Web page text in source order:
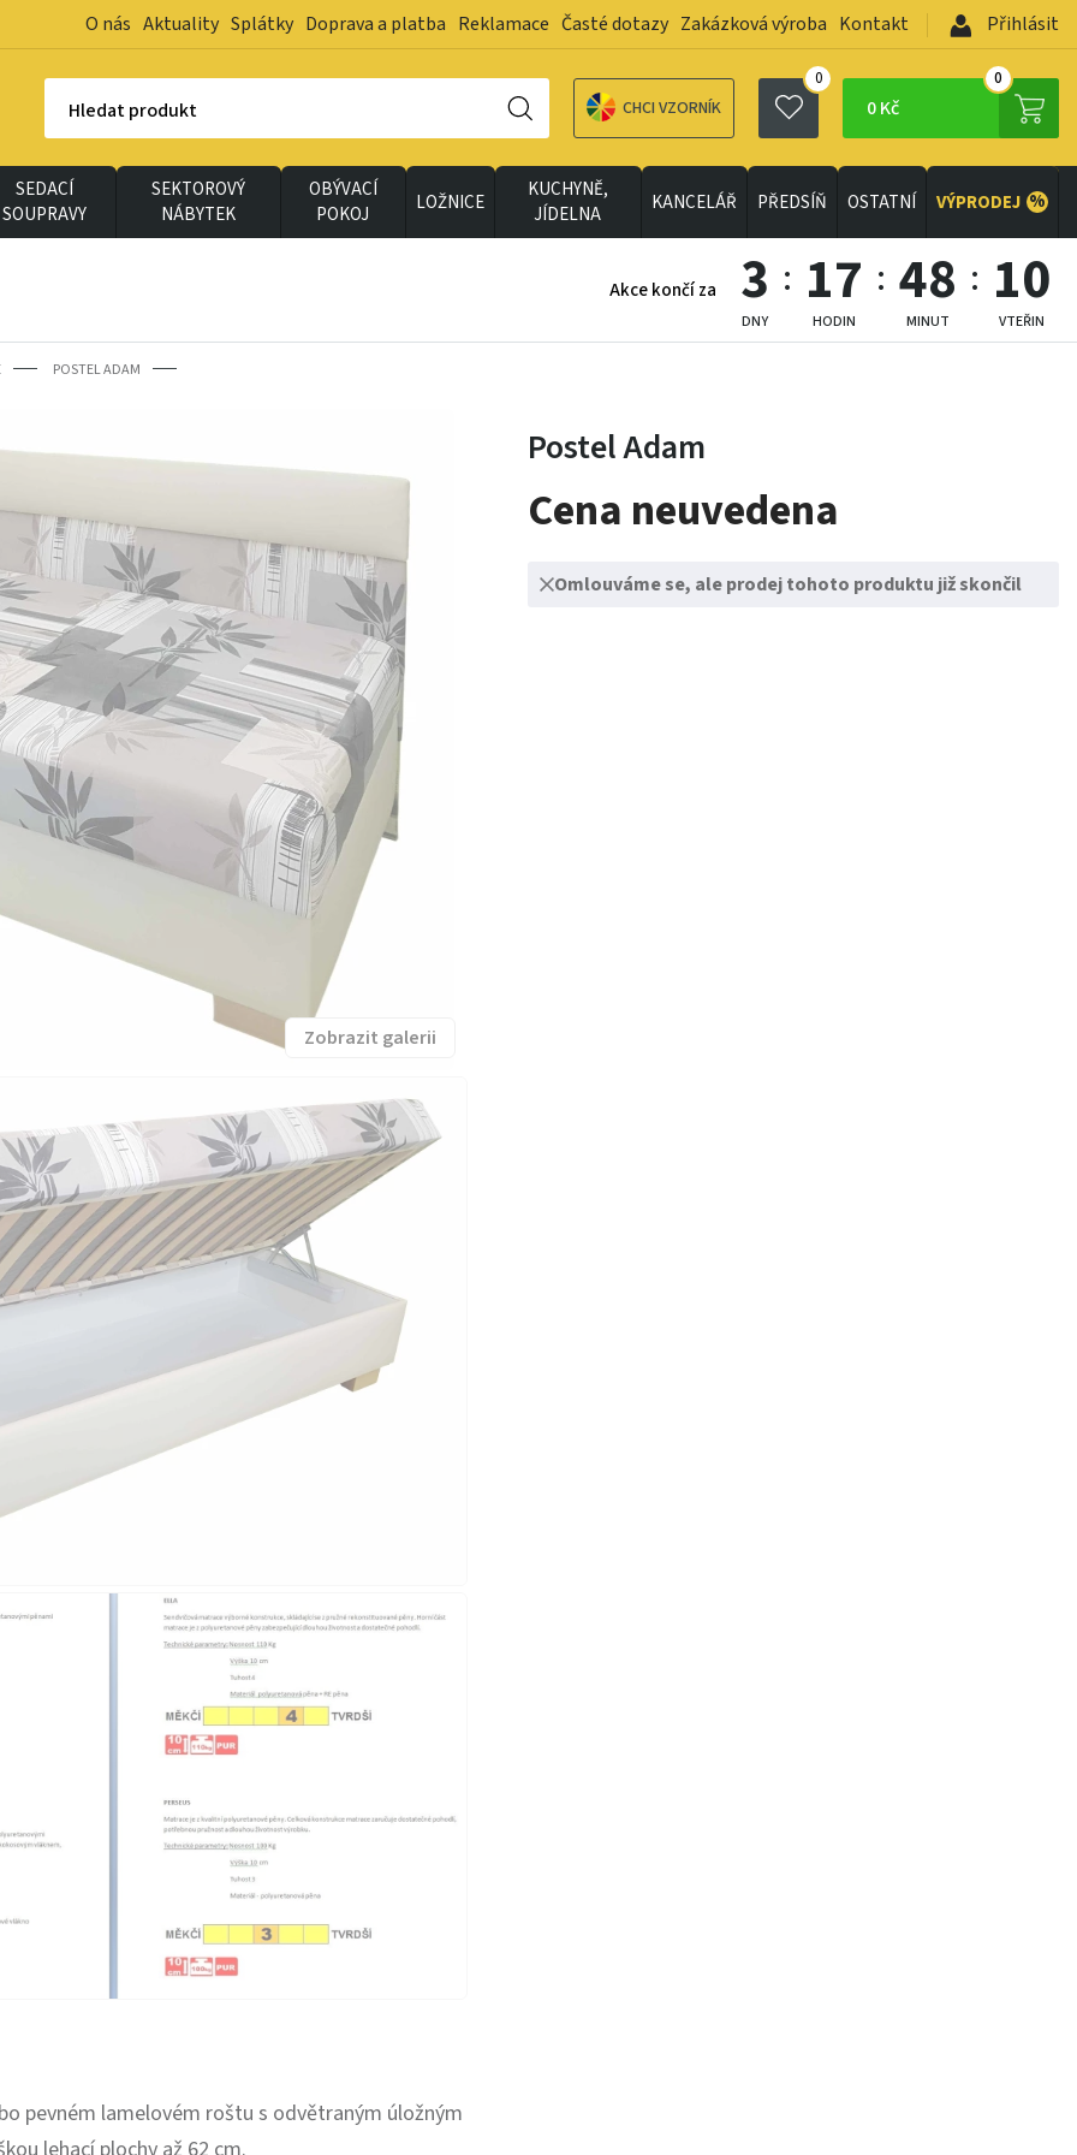
O nás Aktuality Splátky Doprava a platba Reklamace Časté dotazy Zakázková výroba Kontakt Přihlásit
Hledat produkt CHCI VZORNÍK
0
0 Kč
0
SEDACÍ
SOUPRAVY
SEKTOROVÝ
NÁBYTEK
OBÝVACÍ
POKOJ
LOŽNICE
KUCHYNĚ,
JÍDELNA
KANCELÁŘ PŘEDSÍŇ OSTATNÍ VÝPRODEJ %
Akce končí za 3
DNY
17
HODIN
48
MINUT
9
VTEŘIN
POSTEL ADAM
Postel Adam
Cena neuvedena
Omlouváme se, ale prodej tohoto produktu již skončil
Zobrazit galerii
pevném lamelovém roštu s odvětraným úložným